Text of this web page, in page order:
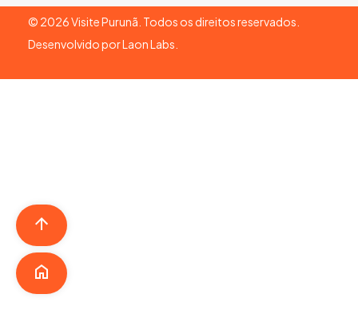
© 2026Visite Purunã. Todos os direitos reservados.
Desenvolvido porLaon Labs